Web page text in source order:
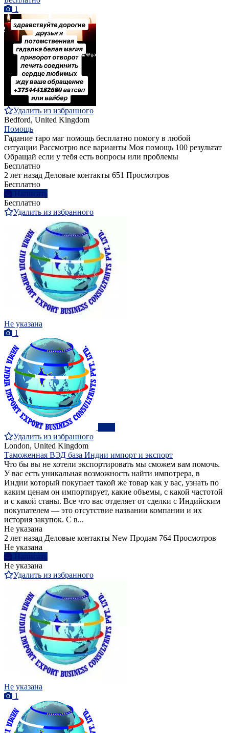
1
Удалить из избранного
Bedford, United Kingdom
Помощь
Гадание таро маг помощь бесплатно помогу в любой
ситуации Рассмотрю все варианты Моя помощь 100 результат
Обращай если у тебя есть вопросы или проблемы
Бесплатно
2 лет назад Деловые контакты 651 Просмотров
Бесплатно
Написать
Бесплатно
Удалить из избранного
Не указана
1
Удалить из избранного
London, United Kingdom
Таможенная ВЭД база Индии импорт и экспорт
Что бы вы не хотели экспортировать мы сможем вам помочь.
У вас есть уникальная возможность найти импотрера, в
Индии который покупает такой же товар как у вас, узнать по
каким ценам он импортирует, какие объемы, с какой частотой
и с какой станы. Все что вас отделяет от сделки с Индийским
покупателем — это отсутствие названии компании и их
история закупок. С в...
Не указана
2 лет назад Деловые контакты New Продам 764 Просмотров
Не указана
Написать
Не указана
Удалить из избранного
Не указана
1